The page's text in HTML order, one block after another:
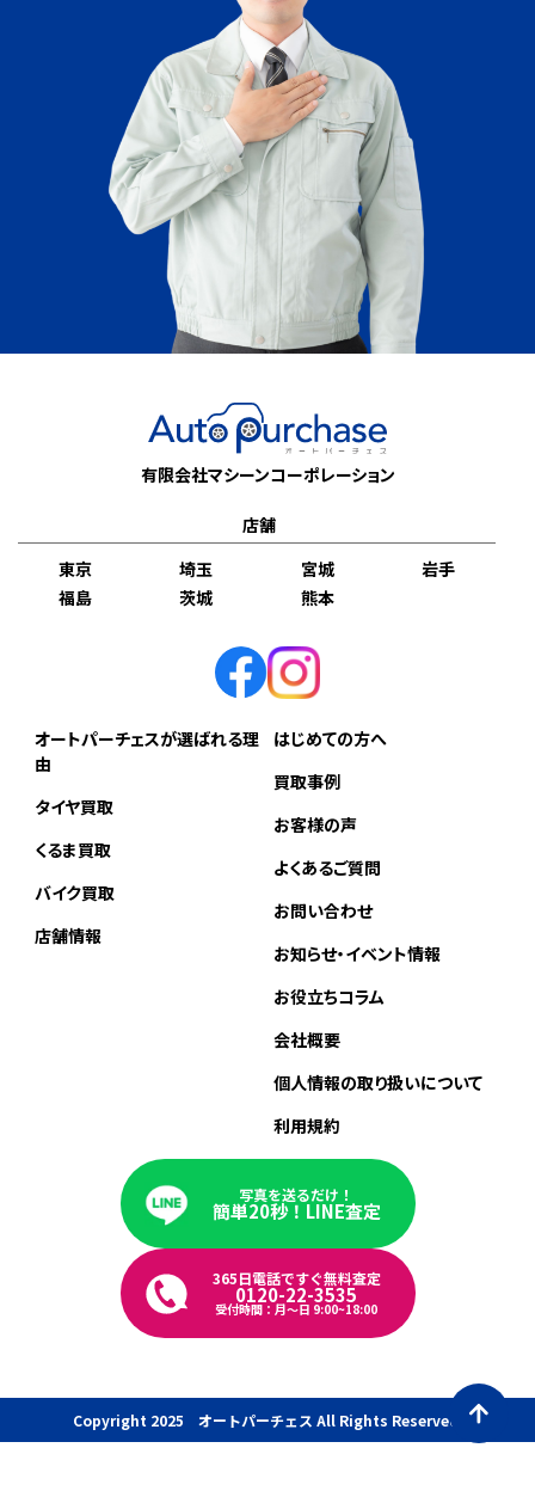
有限会社マシーンコーポレーション
店舗
東京
埼玉 宮城
岩手
福島
茨城 熊本
オートパーチェスが選ばれる理
由
タイヤ買取
くるま買取
バイク買取
店舗情報
はじめての方へ
買取事例
お客様の声
よくあるご質問
お問い合わせ
お知らせ・イベント情報
お役立ちコラム
会社概要
個人情報の取り扱いについて
利用規約
写真を送るだけ！
簡単20秒！LINE査定
365日電話ですぐ無料査定
0120-22-3535
受付時間：月〜日 9:00~18:00
Copyright 2025 オートパーチェス All Rights Reserved.